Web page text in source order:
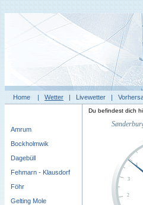
Home|Wetter|Livewetter|
Amrum
Bockholmwik
Dagebüll
Fehmarn - Klausdorf
Föhr
Gelting Mole
Du befindest dich